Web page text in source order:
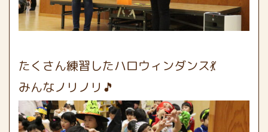
たくさん練習したハロウィンダンス💃
みんなノリノリ🎵